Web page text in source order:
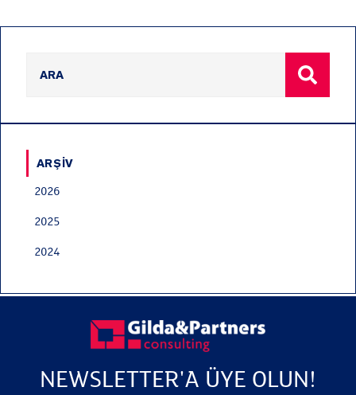
ARŞIV
2026
2025
2024
NEWSLETTER'A ÜYE OLUN!